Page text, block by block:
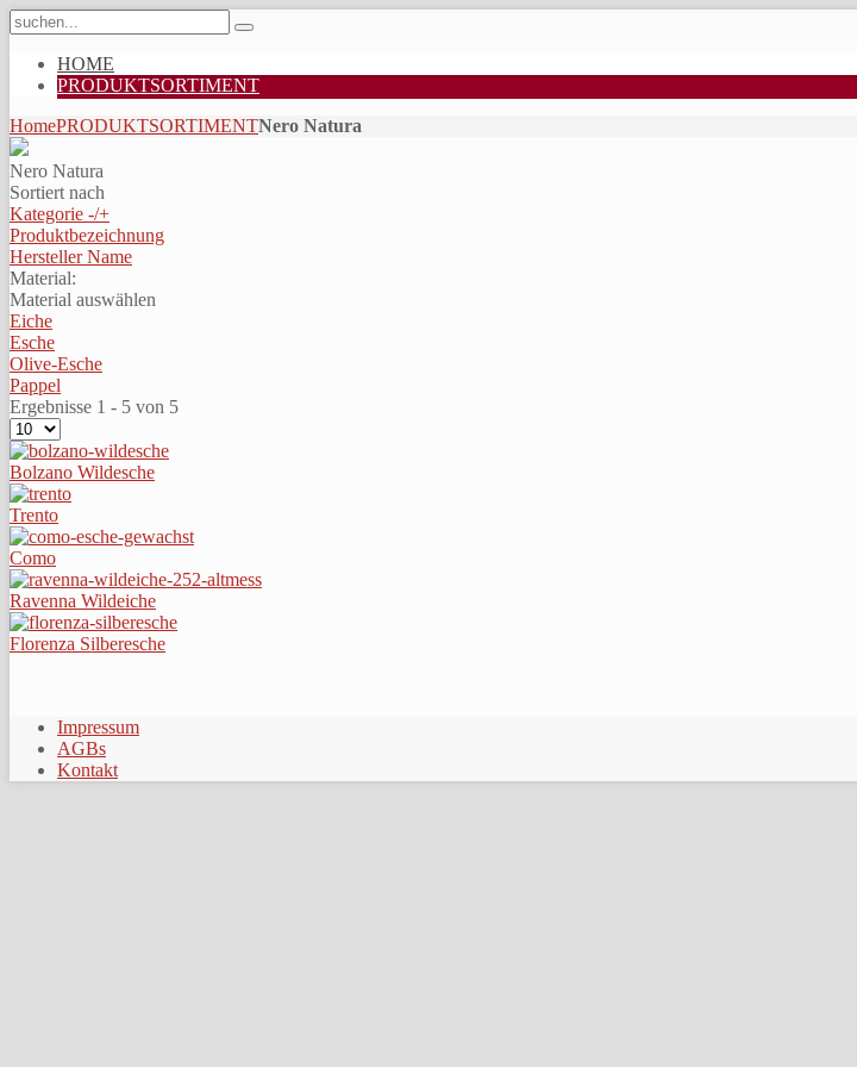
HOME
PRODUKTSORTIMENT
HomePRODUKTSORTIMENTNero Natura
Nero Natura
Sortiert nach
Kategorie -/+
Produktbezeichnung
Hersteller Name
Material:
Material auswählen
Eiche
Esche
Olive-Esche
Pappel
Ergebnisse 1 - 5 von 5
Bolzano Wildesche
Trento
Como
Ravenna Wildeiche
Florenza Silberesche
Impressum
AGBs
Kontakt